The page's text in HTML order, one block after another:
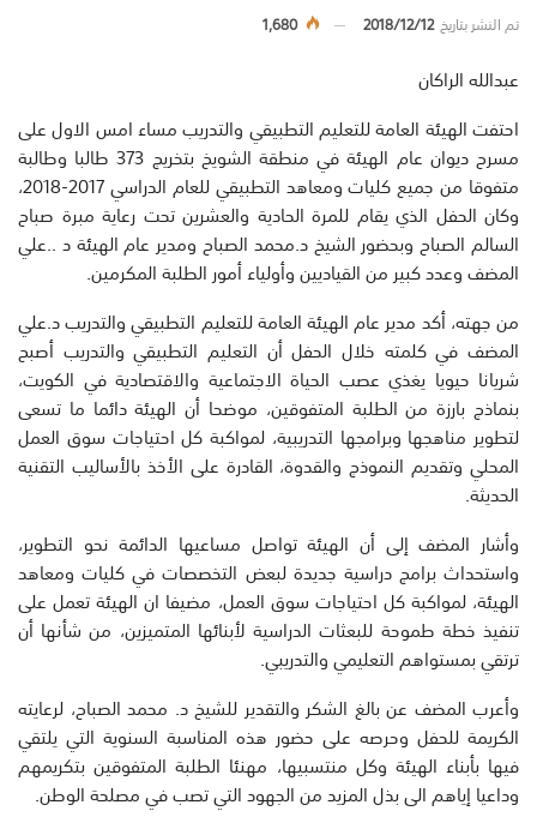
تم النشر بتاريخ2018/12/12
1,680
عبدالله الراكان
احتفت الهيئة العامة للتعليم التطبيقي والتدريب مساء امس الاول على
مسرح ديوان عام الهيئة في منطقة الشويخ بتخريج 373 طالبا وطالبة
متفوقا من جميع كليات ومعاهد التطبيقي للعام الدراسي 2017-2018،
وكان الحفل الذي يقام للمرة الحادية والعشرين تحت رعاية مبرة صباح
السالم الصباح وبحضور الشيخ د.محمد الصباح ومدير عام الهيئة د ..علي
المضف وعدد كبير من القياديين وأولياء أمور الطلبة المكرمين.
من جهته، أكد مدير عام الهيئة العامة للتعليم التطبيقي والتدريب د.علي
المضف في كلمته خلال الحفل أن التعليم التطبيقي والتدريب أصبح
شريانا حيويا يغذي عصب الحياة الاجتماعية والاقتصادية في الكويت،
بنماذج بارزة من الطلبة المتفوقين، موضحا أن الهيئة دائما ما تسعى
لتطوير مناهجها وبرامجها التدريبية، لمواكبة كل احتياجات سوق العمل
المحلي وتقديم النموذج والقدوة، القادرة على الأخذ بالأساليب التقنية
الحديثة.
وأشار المضف إلى أن الهيئة تواصل مساعيها الدائمة نحو التطوير،
واستحداث برامج دراسية جديدة لبعض التخصصات في كليات ومعاهد
الهيئة، لمواكبة كل احتياجات سوق العمل، مضيفا ان الهيئة تعمل على
تنفيذ خطة طموحة للبعثات الدراسية لأبنائها المتميزين، من شأنها أن
ترتقي بمستواهم التعليمي والتدريبي.
وأعرب المضف عن بالغ الشكر والتقدير للشيخ د. محمد الصباح، لرعايته
الكريمة للحفل وحرصه على حضور هذه المناسبة السنوية التي يلتقي
فيها بأبناء الهيئة وكل منتسبيها، مهنئا الطلبة المتفوقين بتكريمهم
وداعيا إياهم الى بذل المزيد من الجهود التي تصب في مصلحة الوطن.